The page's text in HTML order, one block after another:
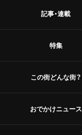
記事・連載
特集
この街どんな街？
おでかけニュース